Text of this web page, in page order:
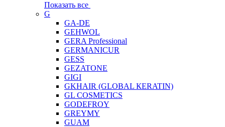
Показать все
G
GA-DE
GEHWOL
GERA Professional
GERMANICUR
GESS
GEZATONE
GIGI
GKHAIR (GLOBAL КЕRATIN)
GL COSMETICS
GODEFROY
GREYMY
GUAM